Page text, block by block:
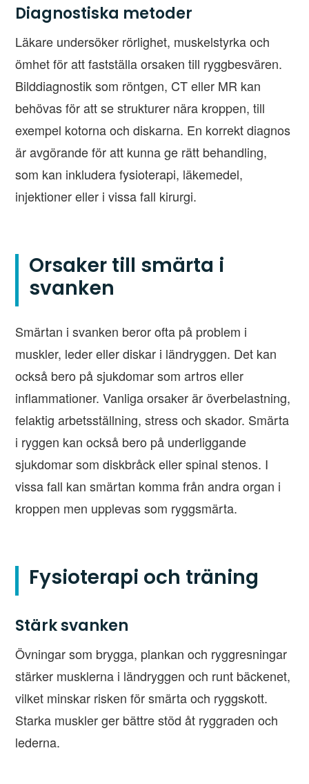
Diagnostiska metoder
Läkare undersöker rörlighet, muskelstyrka och
ömhet för att fastställa orsaken till ryggbesvären.
Bilddiagnostik som röntgen, CT eller MR kan
behövas för att se strukturer nära kroppen, till
exempel kotorna och diskarna. En korrekt diagnos
är avgörande för att kunna ge rätt behandling,
som kan inkludera fysioterapi, läkemedel,
injektioner eller i vissa fall kirurgi.
Orsaker till smärta i
svanken
Smärtan i svanken beror ofta på problem i
muskler, leder eller diskar i ländryggen. Det kan
också bero på sjukdomar som artros eller
inflammationer. Vanliga orsaker är överbelastning,
felaktig arbetsställning, stress och skador. Smärta
i ryggen kan också bero på underliggande
sjukdomar som diskbråck eller spinal stenos. I
vissa fall kan smärtan komma från andra organ i
kroppen men upplevas som ryggsmärta.
Fysioterapi och träning
Stärk svanken
Övningar som brygga, plankan och ryggresningar
stärker musklerna i ländryggen och runt bäckenet,
vilket minskar risken för smärta och ryggskott.
Starka muskler ger bättre stöd åt ryggraden och
lederna.